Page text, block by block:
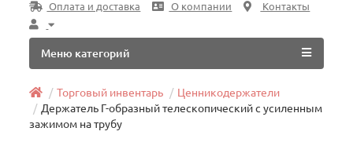
Оплата и доставка
О компании Контакты
Меню категорий
Торговый инвентарь
Ценникодержатели
Держатель Г-образный телескопический с усиленным
зажимом на трубу